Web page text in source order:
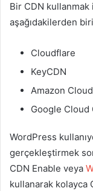
Bir CDN
aşağıdakilerden
Cloudflare
KeyCDN
Amazon
Google Cloud
WordPress
gerçekleştirmek
CDN Enable veya
kullanarak